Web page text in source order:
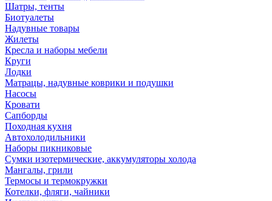
Шатры, тенты
Биотуалеты
Надувные товары
Жилеты
Кресла и наборы мебели
Круги
Лодки
Матрацы, надувные коврики и подушки
Насосы
Кровати
Сапборды
Походная кухня
Автохолодильники
Наборы пикниковые
Сумки изотермические, аккумуляторы холода
Мангалы, грили
Термосы и термокружки
Котелки, фляги, чайники